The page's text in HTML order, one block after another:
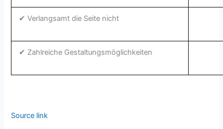
✔ Verlangsamt die Seite nicht
✔ Zahlreiche Gestaltungsmöglichkeiten
Source link